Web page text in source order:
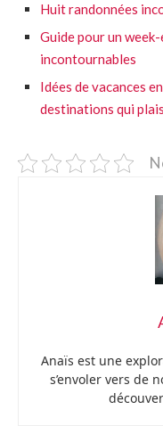
Huit randonnées
Guide pour un
incontournables
Idées de vacances
destinations qui
Anaïs est une
s’envoler vers de